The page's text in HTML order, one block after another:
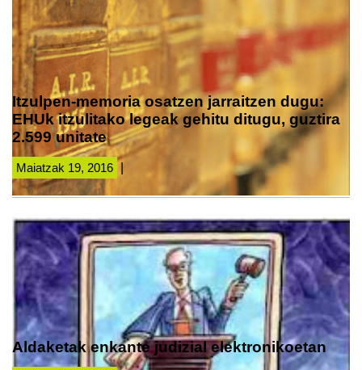
Itzulpen-memoria osatzen jarraitzen dugu:
EHUk itzulitako legeak gehitu ditugu, guztira
2.599 unitate
Maiatzak 19, 2016
Aldaketak enkante judizial elektronikoetan